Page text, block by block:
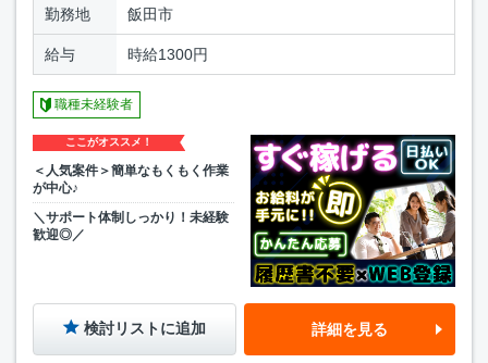
勤務地 飯田市
給与 時給1300円
職種未経験者
ここがオススメ！
＜人気案件＞簡単なもくもく作業
が中心♪
＼サポート体制しっかり！未経験
歓迎◎／
検討リストに追加 詳細を見る